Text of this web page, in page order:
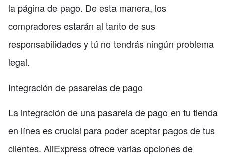
la página de pago. De esta manera, los
compradores estarán al tanto de sus
responsabilidades y tú no tendrás ningún problema
legal.
Integración de pasarelas de pago
La integración de una pasarela de pago en tu tienda
en línea es crucial para poder aceptar pagos de tus
clientes. AliExpress ofrece varias opciones de